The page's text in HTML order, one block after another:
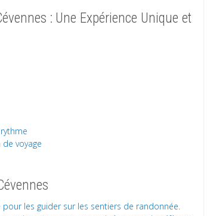
: Une Expérience Unique et
voyage
les guider sur les sentiers de randonnée.